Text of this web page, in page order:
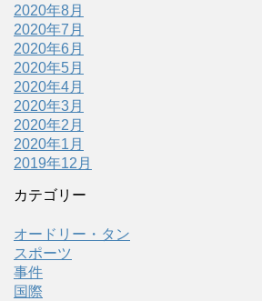
2020年8月
2020年7月
2020年6月
2020年5月
2020年4月
2020年3月
2020年2月
2020年1月
2019年12月
カテゴリー
オードリー・タン
スポーツ
事件
国際